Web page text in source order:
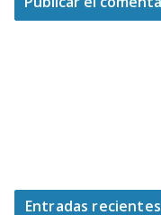
Entradas recientes